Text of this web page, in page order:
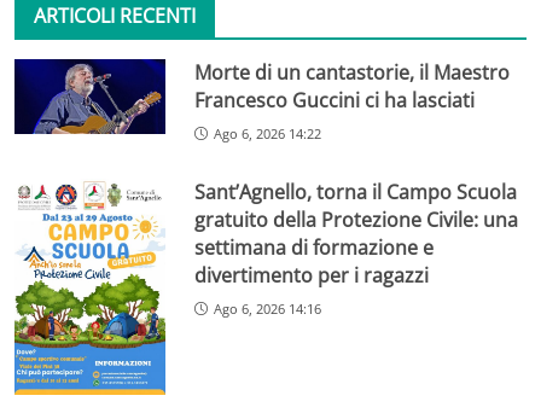
ARTICOLI RECENTI
Morte di un cantastorie, il Maestro
Francesco Guccini ci ha lasciati
Ago 6, 2026 14:22
Sant’Agnello, torna il Campo Scuola
gratuito della Protezione Civile: una
settimana di formazione e
divertimento per i ragazzi
Ago 6, 2026 14:16